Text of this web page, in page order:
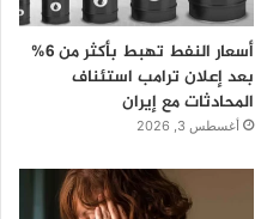
أسعار النفط تهبط بأكثر من 6%
بعد إعلان ترامب استئناف
المحادثات مع إيران
أغسطس 3, 2026